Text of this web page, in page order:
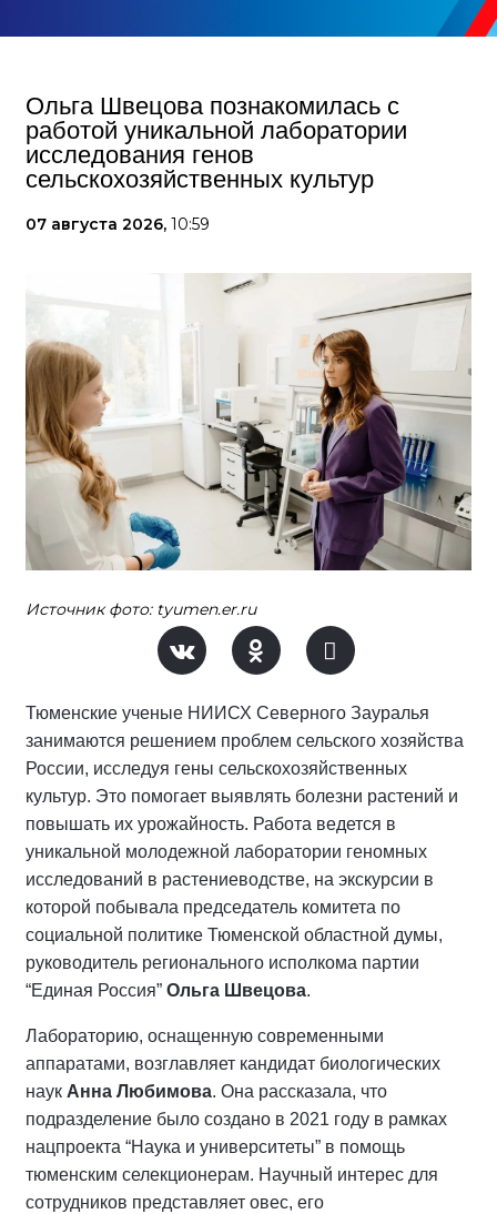
Ольга Швецова познакомилась с
работой уникальной лаборатории
исследования генов
сельскохозяйственных культур
07 августа 2026, 10:59
Источник фото: tyumen.er.ru
Тюменские ученые НИИСХ Северного Зауралья
занимаются решением проблем сельского хозяйства
России, исследуя гены сельскохозяйственных
культур. Это помогает выявлять болезни растений и
повышать их урожайность. Работа ведется в
уникальной молодежной лаборатории геномных
исследований в растениеводстве, на экскурсии в
которой побывала председатель комитета по
социальной политике Тюменской областной думы,
руководитель регионального исполкома партии
“Единая Россия” Ольга Швецова.
Лабораторию, оснащенную современными
аппаратами, возглавляет кандидат биологических
наук Анна Любимова. Она рассказала, что
подразделение было создано в 2021 году в рамках
нацпроекта “Наука и университеты” в помощь
тюменским селекционерам. Научный интерес для
сотрудников представляет овес, его